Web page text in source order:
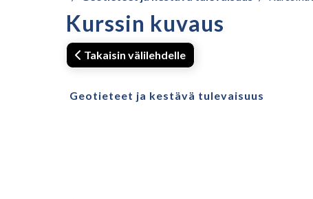
Kurssin kuvaus
Takaisin välilehdelle
Geotieteet ja kestävä tulevaisuus